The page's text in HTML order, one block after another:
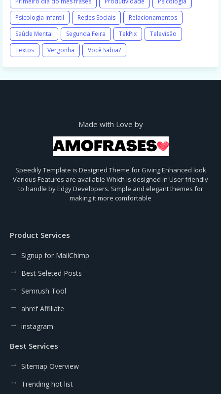
Psicologia infantil
Redes Sociais
Relacionamentos
Saúde Mental
Segunda Feira TekPix
Televisão
Textos
Vergonha Você Sabia?
Made with Love by
Speedily Template is Designed Theme for Giving Enhanced look
Various Features are available Which is designed in User friendly
to handle by Edgy Developers. Simple and elegant themes for
making it more comfortable
Product Services
Signup for MailChimp
Best Seleted Posts
Semrush Tool
ahref Affiliate
instagram
Best Services
Sitemap Overview
Trending hot list